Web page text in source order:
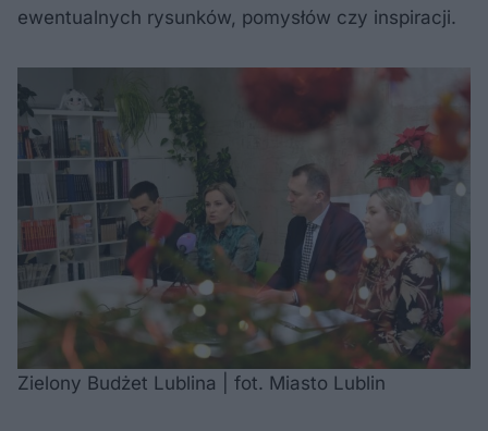
ewentualnych rysunków, pomysłów czy inspiracji.
Zielony Budżet Lublina | fot. Miasto Lublin